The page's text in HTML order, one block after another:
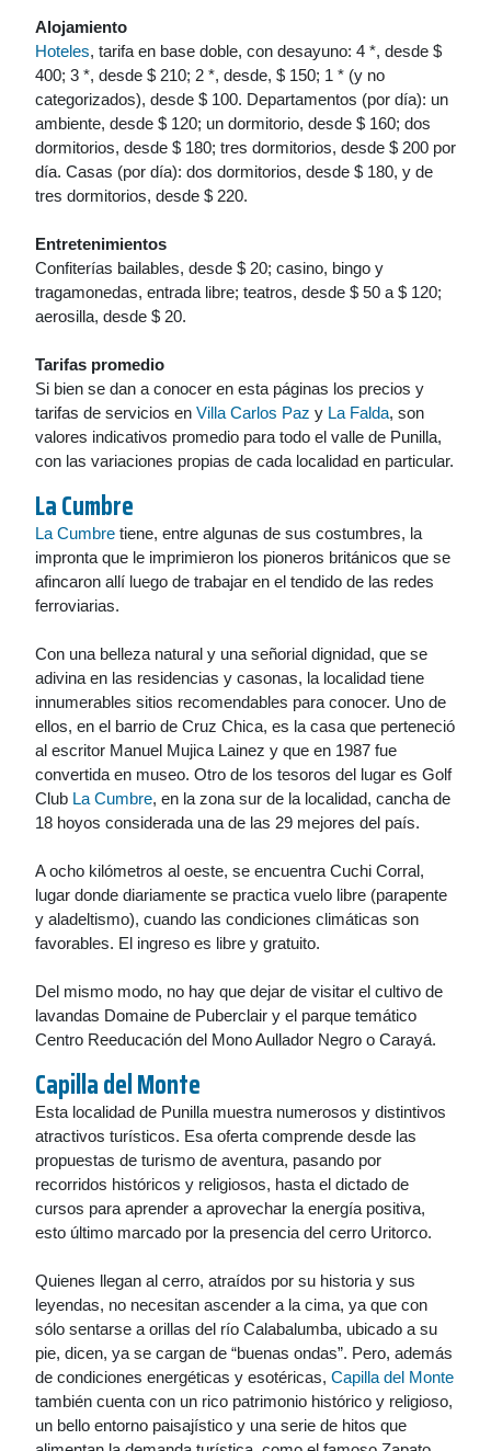
Alojamiento
Hoteles, tarifa en base doble, con desayuno: 4 *, desde $
400; 3 *, desde $ 210; 2 *, desde, $ 150; 1 * (y no
categorizados), desde $ 100. Departamentos (por día): un
ambiente, desde $ 120; un dormitorio, desde $ 160; dos
dormitorios, desde $ 180; tres dormitorios, desde $ 200 por
día. Casas (por día): dos dormitorios, desde $ 180, y de
tres dormitorios, desde $ 220.
Entretenimientos
Confiterías bailables, desde $ 20; casino, bingo y
tragamonedas, entrada libre; teatros, desde $ 50 a $ 120;
aerosilla, desde $ 20.
Tarifas promedio
Si bien se dan a conocer en esta páginas los precios y
tarifas de servicios en Villa Carlos Paz y La Falda, son
valores indicativos promedio para todo el valle de Punilla,
con las variaciones propias de cada localidad en particular.
La Cumbre
La Cumbre tiene, entre algunas de sus costumbres, la
impronta que le imprimieron los pioneros británicos que se
afincaron allí luego de trabajar en el tendido de las redes
ferroviarias.
Con una belleza natural y una señorial dignidad, que se
adivina en las residencias y casonas, la localidad tiene
innumerables sitios recomendables para conocer. Uno de
ellos, en el barrio de Cruz Chica, es la casa que perteneció
al escritor Manuel Mujica Lainez y que en 1987 fue
convertida en museo. Otro de los tesoros del lugar es Golf
Club La Cumbre, en la zona sur de la localidad, cancha de
18 hoyos considerada una de las 29 mejores del país.
A ocho kilómetros al oeste, se encuentra Cuchi Corral,
lugar donde diariamente se practica vuelo libre (parapente
y aladeltismo), cuando las condiciones climáticas son
favorables. El ingreso es libre y gratuito.
Del mismo modo, no hay que dejar de visitar el cultivo de
lavandas Domaine de Puberclair y el parque temático
Centro Reeducación del Mono Aullador Negro o Carayá.
Capilla del Monte
Esta localidad de Punilla muestra numerosos y distintivos
atractivos turísticos. Esa oferta comprende desde las
propuestas de turismo de aventura, pasando por
recorridos históricos y religiosos, hasta el dictado de
cursos para aprender a aprovechar la energía positiva,
esto último marcado por la presencia del cerro Uritorco.
Quienes llegan al cerro, atraídos por su historia y sus
leyendas, no necesitan ascender a la cima, ya que con
sólo sentarse a orillas del río Calabalumba, ubicado a su
pie, dicen, ya se cargan de “buenas ondas”. Pero, además
de condiciones energéticas y esotéricas, Capilla del Monte
también cuenta con un rico patrimonio histórico y religioso,
un bello entorno paisajístico y una serie de hitos que